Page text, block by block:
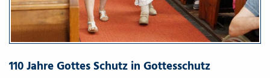
110 Jahre Gottes Schutz in Gottesschutz